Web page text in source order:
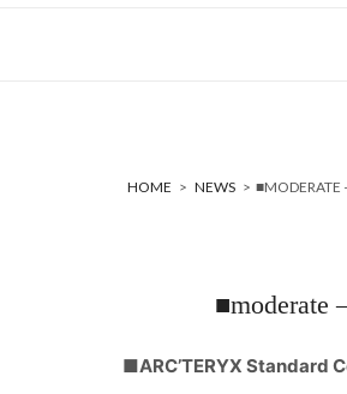
HOME > NEWS > ■MODERATE
■ARC’TERYX Standard